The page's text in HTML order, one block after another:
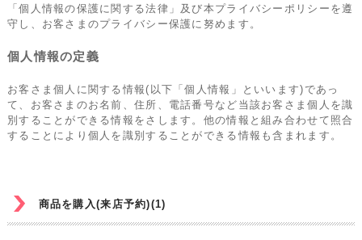
「個人情報の保護に関する法律」及び本プライバシーポリシーを遵
守し、お客さまのプライバシー保護に努めます。
個人情報の定義
お客さま個人に関する情報(以下「個人情報」といいます)であっ
て、お客さまのお名前、住所、電話番号など当該お客さま個人を識
別することができる情報をさします。他の情報と組み合わせて照合
することにより個人を識別することができる情報も含まれます。
商品を購入(来店予約)(1)